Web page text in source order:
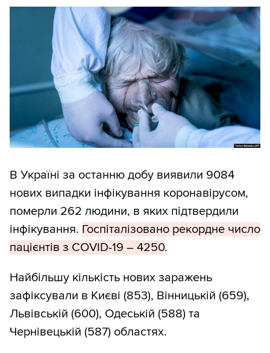
В Україні за останню добу виявили 9084
нових випадки інфікування коронавірусом,
померли 262 людини, в яких підтвердили
інфікування. Госпіталізовано рекордне число
пацієнтів з COVID-19 – 4250.
Найбільшу кількість нових заражень
зафіксували в Києві (853), Вінницькій (659),
Львівській (600), Одеській (588) та
Чернівецькій (587) областях.